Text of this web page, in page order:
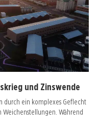
und Zinswende
durch ein komplexes Geflecht
Weichenstellungen. Während